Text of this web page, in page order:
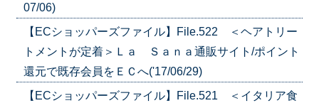
07/06)
【ECショッパーズファイル】File.522 ＜ヘアトリー
トメントが定着＞Ｌａ Ｓａｎａ通販サイト/ポイント
還元で既存会員をＥＣへ('17/06/29)
【ECショッパーズファイル】File.521 ＜イタリア食